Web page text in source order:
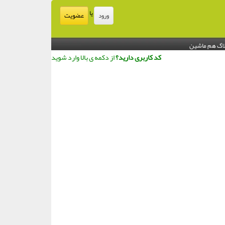
ورود یا عضویت
هم ماشین
کد کاربری دارید؟از دکمه ی بالا وارد شوید